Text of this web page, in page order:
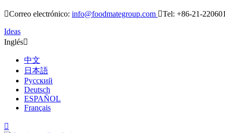
Correo electrónico: info@foodmategroup.com Tel: +86-21-
Ideas
Inglés
中文
日本語
Русский
Deutsch
ESPAÑOL
Français
